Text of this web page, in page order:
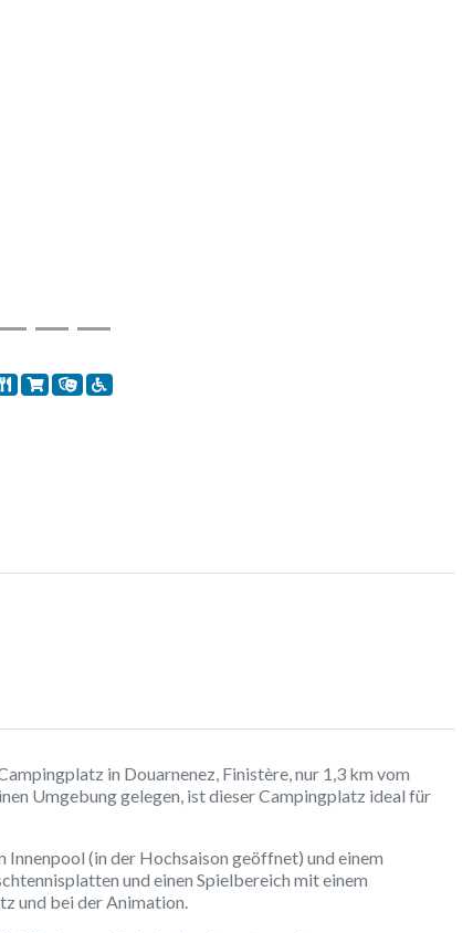
in Douarnenez, Finistère, nur 1,3 km vom
Umgebung gelegen, ist dieser Campingplatz ideal für
(in der Hochsaison geöffnet) und einem
und einen Spielbereich mit einem
und bei der Animation.